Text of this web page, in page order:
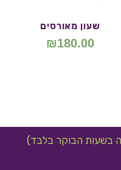
שעון מאורסים
₪180.00